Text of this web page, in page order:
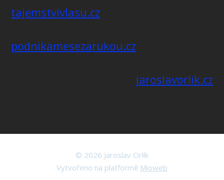
tajemstvivlasu.cz
podnikamesezarukou.cz
jaroslavorlik.cz
© 2026 Jaroslav Orlík
Vytvořeno na platformě Mioweb